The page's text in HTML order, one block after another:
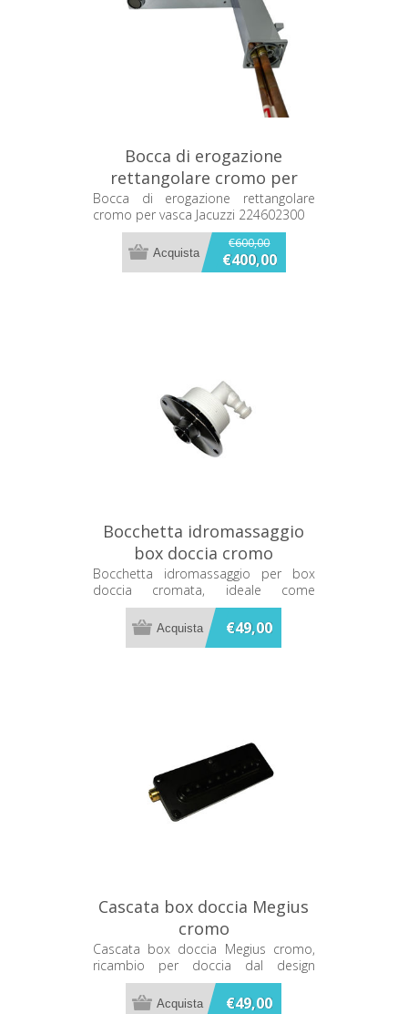
Bocca di erogazione
rettangolare cromo per
vasca Jacuzzi 224602300
Bocca di erogazione rettangolare
cromo per vasca Jacuzzi 224602300
€600,00
€400,00
Bocchetta idromassaggio
box doccia cromo
Bocchetta idromassaggio per box
doccia cromata, ideale come
ricambio per impianti doccia e
cabine idromassaggio.
€49,00
Cascata box doccia Megius
cromo
Cascata box doccia Megius cromo,
ricambio per doccia dal design
essenziale e finitura elegante.
€49,00